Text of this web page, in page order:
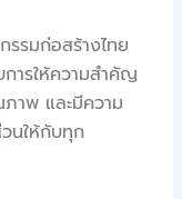
รมก่อสร้างไทย
ารให้ความสำคัญ
าพ และมีความ
นให้กับทุก